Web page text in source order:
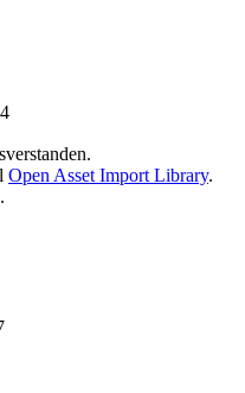
Open Asset Import Library.